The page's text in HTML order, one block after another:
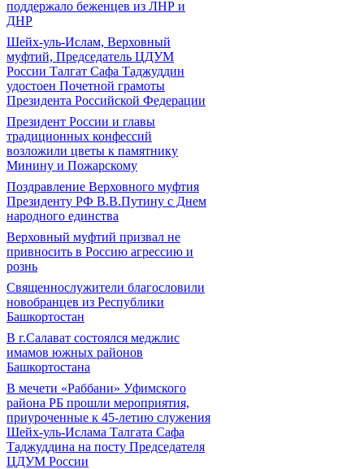
поддержало беженцев из ЛНР и
ДНР
Шейх-уль-Ислам, Верховный
муфтий, Председатель ЦДУМ
России Талгат Сафа Таджуддин
удостоен Почетной грамоты
Президента Российской Федерации
Президент России и главы
традиционных конфессий
возложили цветы к памятнику
Минину и Пожарскому
Поздравление Верховного муфтия
Президенту РФ В.В.Путину с Днем
народного единства
Верховный муфтий призвал не
привносить в Россию агрессию и
рознь
Священнослужители благословили
новобранцев из Республики
Башкортостан
В г.Салават состоялся меджлис
имамов южных районов
Башкортостана
В мечети «Раббани» Уфимского
района РБ прошли мероприятия,
приуроченные к 45-летию служения
Шейх-уль-Ислама Талгата Сафа
Таджуддина на посту Председателя
ЦДУМ России